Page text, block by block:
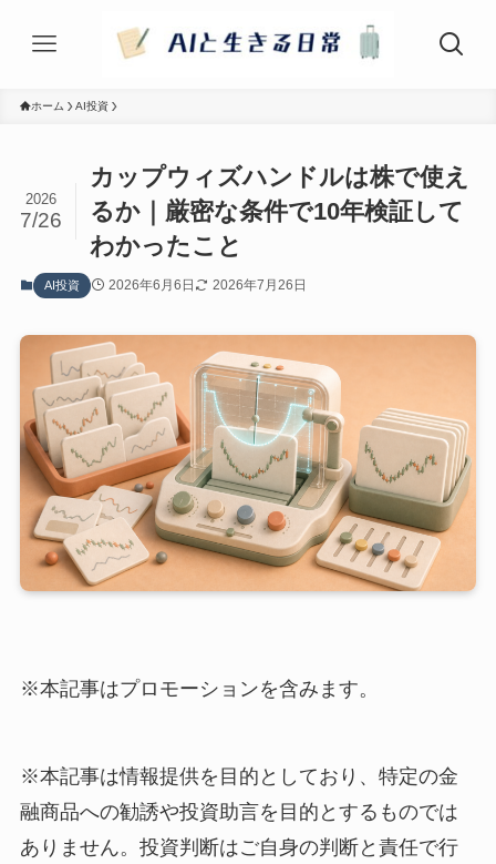
ホーム AI投資
カップウィズハンドルは株で使え
るか｜厳密な条件で10年検証して
わかったこと
2026
7/26
AI投資 2026年6月6日 2026年7月26日
※本記事はプロモーションを含みます。
※本記事は情報提供を目的としており、特定の金
融商品への勧誘や投資助言を目的とするものでは
ありません。投資判断はご自身の判断と責任で行